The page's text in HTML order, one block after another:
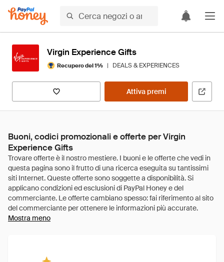
Virgin Experience Gifts
Recupero del 1% | DEALS & EXPERIENCES
Attiva premi
Buoni, codici promozionali e offerte per Virgin
Experience Gifts
Mostra meno